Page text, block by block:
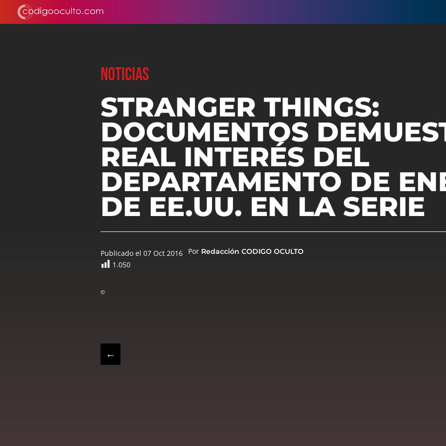
NOTICIAS
STRANGER THINGS:
DOCUMENTOS
REAL INTERÉS DEL
DEPARTAMENTO DE
DE EE.UU. EN LA SERIE
Publicado el 07 Oct 2016 Por Redacción CODIGO OCULTO
1.050
©
←